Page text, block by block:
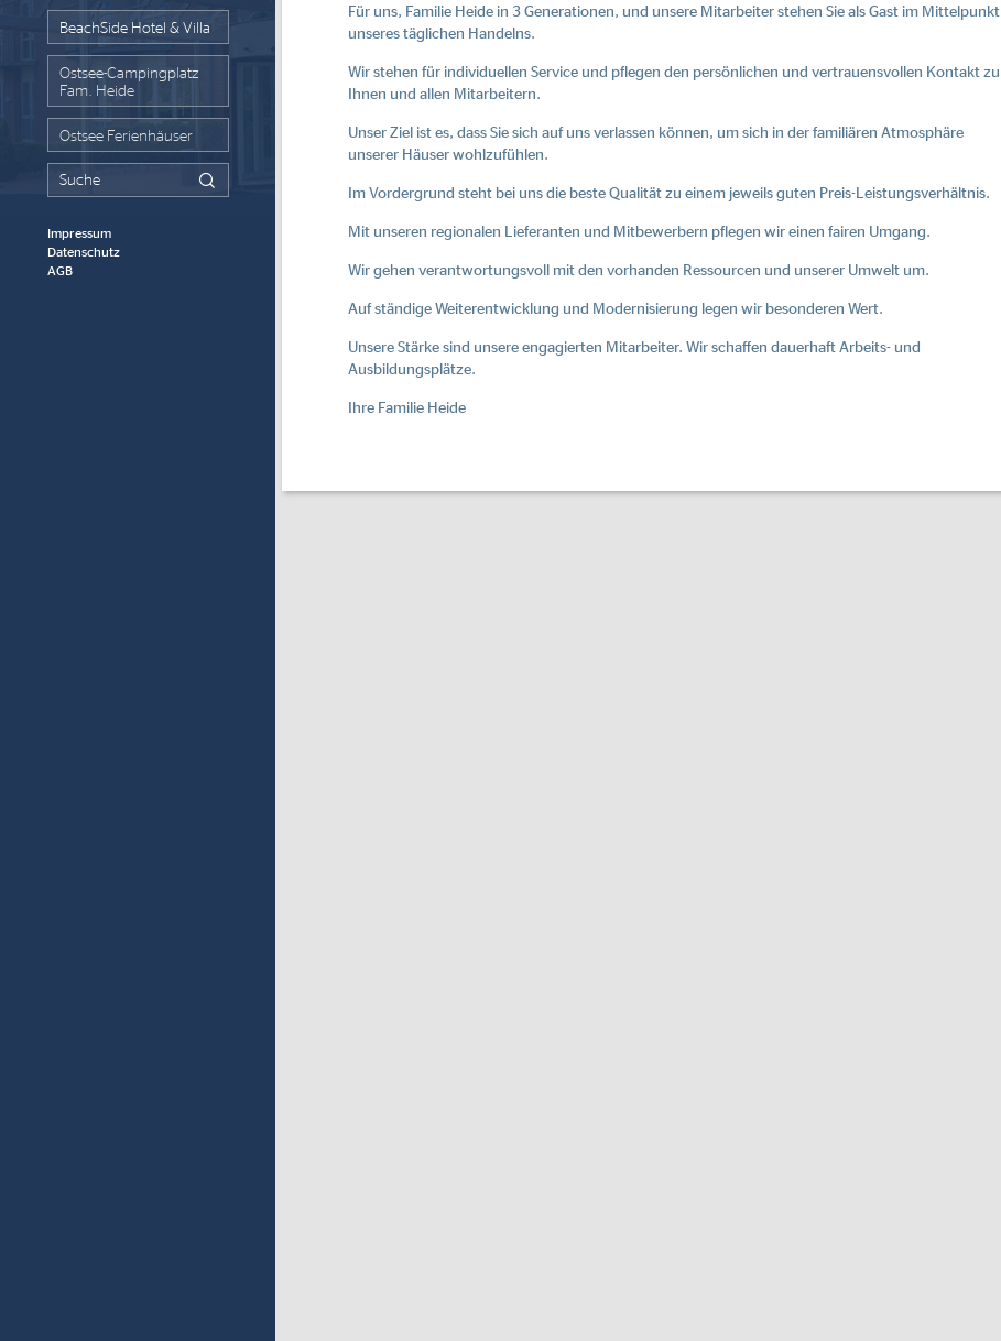
BeachSide Hotel & Villa
Ostsee-Campingplatz
Fam. Heide
Ostsee Ferienhäuser
Impressum
Datenschutz
AGB
Für uns, Familie Heide in 3 Generationen, und unsere Mitarbeiter stehen Sie als Gast im Mittelpunkt
unseres täglichen Handelns.
Wir stehen für individuellen Service und pflegen den persönlichen und vertrauensvollen Kontakt zu
Ihnen und allen Mitarbeitern.
Unser Ziel ist es, dass Sie sich auf uns verlassen können, um sich in der familiären Atmosphäre
unserer Häuser wohlzufühlen.
Im Vordergrund steht bei uns die beste Qualität zu einem jeweils guten Preis-Leistungsverhältnis.
Mit unseren regionalen Lieferanten und Mitbewerbern pflegen wir einen fairen Umgang.
Wir gehen verantwortungsvoll mit den vorhanden Ressourcen und unserer Umwelt um.
Auf ständige Weiterentwicklung und Modernisierung legen wir besonderen Wert.
Unsere Stärke sind unsere engagierten Mitarbeiter. Wir schaffen dauerhaft Arbeits- und
Ausbildungsplätze.
Ihre Familie Heide